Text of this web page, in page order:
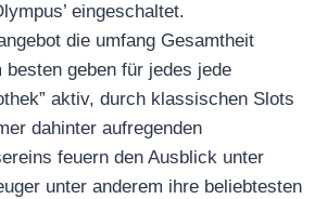
eingeschaltet.
die umfang Gesamtheit
besten geben für jedes jede
aktiv, durch klassischen Slots
dahinter aufregenden
feuern den Ausblick unter
unter anderem ihre beliebtesten